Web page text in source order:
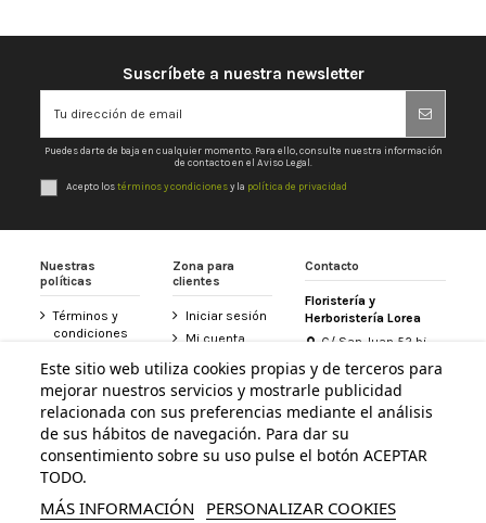
Suscríbete a nuestra newsletter
Puedes darte de baja en cualquier momento. Para ello, consulte nuestra información
de contacto en el Aviso Legal.
Acepto lostérminos y condicionesy la política de privacidad
Nuestras
políticas
Términos y
condiciones
privacidad
Aviso legal
Política de
cookies
Accesibilidad
Zona para
clientes
Iniciar sesión
Mi cuenta
Historial de
pedidos
Tarjeta
Floristería
Lorea
Contacte con
Contacto
Floristería y
Herboristería Lorea
C/ San Juan 52 bj
31800 Altsasu /
Alsasua (Navarra)
948 467 426
info@floristerialorea.es
Este sitio web utiliza cookies propias y de terceros para
mejorar nuestros servicios y mostrarle publicidad
relacionada con sus preferencias mediante el análisis
de sus hábitos de navegación. Para dar su
consentimiento sobre su uso pulse el botón ACEPTAR
TODO.
MÁS INFORMACIÓN PERSONALIZAR COOKIES